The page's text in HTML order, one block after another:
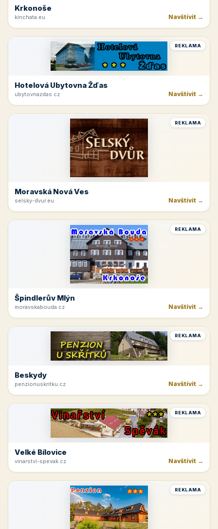
Krkonoše
kinchata.eu Navštívit →
REKLAMA
Hotelová Ubytovna Žďas
ubytovnazdas.cz Navštívit →
REKLAMA
Moravská Nová Ves
selsky-dvur.eu Navštívit →
REKLAMA
Špindlerův Mlýn
moravskabouda.cz Navštívit →
REKLAMA
Beskydy
penzionuskritku.cz Navštívit →
REKLAMA
Velké Bílovice
vinarstvi-spevak.cz Navštívit →
REKLAMA